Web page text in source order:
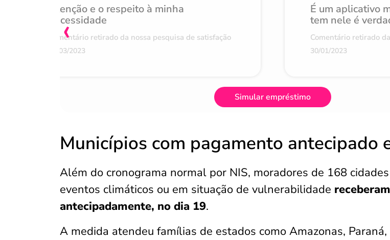
Atenção e o respeito à minha
necessidade
Comentário retirado da nossa pesquisa de satisfação
07/03/2023
É um aplicativo
tem nele é
Comentário retirado
30/01/2023
‹
Simular empréstimo
Municípios com pagamento antecipado
Além do cronograma normal por NIS, moradores de 168
eventos climáticos ou em situação de vulnerabilidade
antecipadamente, no dia 19.
A medida atendeu famílias de estados como Amazonas, Paraná,